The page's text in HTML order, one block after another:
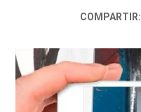
COMPARTIR: